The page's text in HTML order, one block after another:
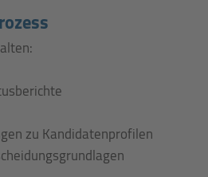
zu Kandidatenprofilen